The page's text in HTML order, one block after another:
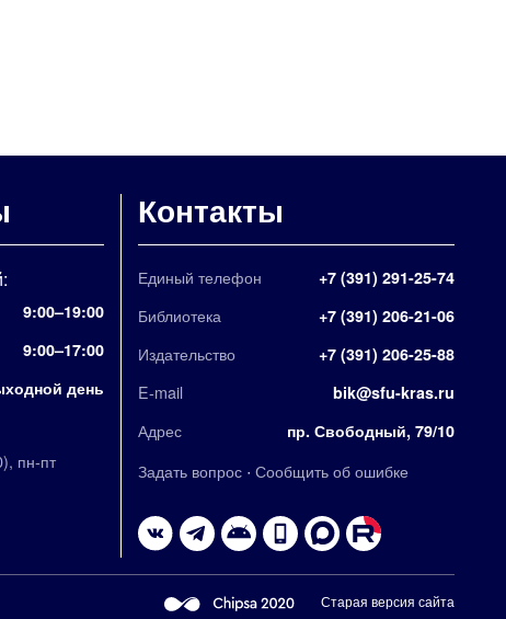
9:00–19:00
9:00–17:00
день
, пн-пт
Контакты
Единый телефон +7 (391) 291-25-74
Библиотека +7 (391) 206-21-06
Издательство +7 (391) 206-25-88
E-mail bik@sfu-kras.ru
Адрес пр. Свободный, 79/10
Задать вопрос · Сообщить об ошибке
Старая версия сайта